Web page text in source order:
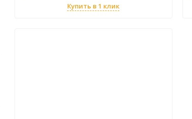
Купить в 1 клик